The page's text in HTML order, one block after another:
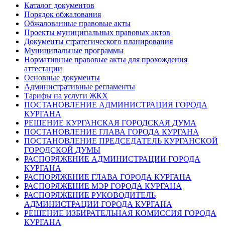
Каталог документов
Порядок обжалования
Обжалованные правовые акты
Проекты муниципальных правовых актов
Документы стратегического планирования
Муниципальные программы
Нормативные правовые акты для прохождения
аттестации
Основные документы
Административные регламенты
Тарифы на услуги ЖКХ
ПОСТАНОВЛЕНИЕ АДМИНИСТРАЦИЯ ГОРОДА
КУРГАНА
РЕШЕНИЕ КУРГАНСКАЯ ГОРОДСКАЯ ДУМА
ПОСТАНОВЛЕНИЕ ГЛАВА ГОРОДА КУРГАНА
ПОСТАНОВЛЕНИЕ ПРЕДСЕДАТЕЛЬ КУРГАНСКОЙ
ГОРОДСКОЙ ДУМЫ
РАСПОРЯЖЕНИЕ АДМИНИСТРАЦИИ ГОРОДА
КУРГАНА
РАСПОРЯЖЕНИЕ ГЛАВА ГОРОДА КУРГАНА
РАСПОРЯЖЕНИЕ МЭР ГОРОДА КУРГАНА
РАСПОРЯЖЕНИЕ РУКОВОДИТЕЛЬ
АДМИНИСТРАЦИИ ГОРОДА КУРГАНА
РЕШЕНИЕ ИЗБИРАТЕЛЬНАЯ КОМИССИЯ ГОРОДА
КУРГАНА